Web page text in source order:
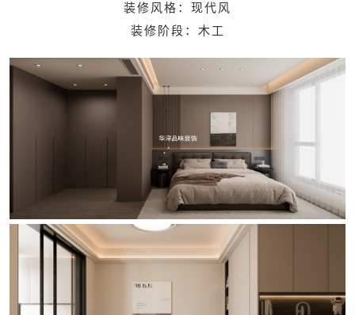
装修风格：现代风
装修阶段：木工